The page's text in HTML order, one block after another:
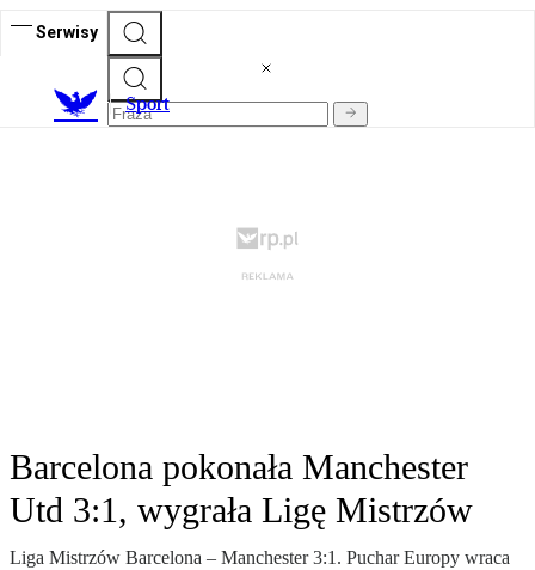
Serwisy
Sport
Barcelona pokonała Manchester
Utd 3:1, wygrała Ligę Mistrzów
Liga Mistrzów Barcelona – Manchester 3:1. Puchar Europy wraca